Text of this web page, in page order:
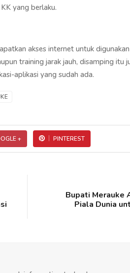
yang berlaku.
akses internet untuk
training jarak jauh, disamping itu
aplikasi yang sudah ada.
+ PINTEREST
Bupati Merauke
Piala Dunia